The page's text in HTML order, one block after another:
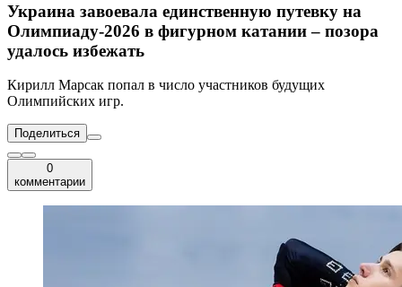
Украина завоевала единственную путевку на
Олимпиаду-2026 в фигурном катании – позора
удалось избежать
Кирилл Марсак попал в число участников будущих
Олимпийских игр.
Поделиться
0
комментарии